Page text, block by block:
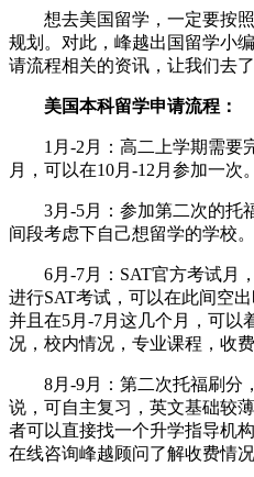
想去美国留学，一定要按照
规划。对此，峰越出国留学小
请流程相关的资讯，让我们去了
美国本科留学申请流程：
1月-2月：高二上学期需要完
月，可以在10月-12月参加一次。
3月-5月：参加第二次的托
间段考虑下自己想留学的学校。
6月-7月：SAT官方考试月，
进行SAT考试，可以在此间空
并且在5月-7月这几个月，可以
况，校内情况，专业课程，收
8月-9月：第二次托福刷分
说，可自主复习，英文基础较
者可以直接找一个升学指导机
在线咨询峰越顾问了解收费情况